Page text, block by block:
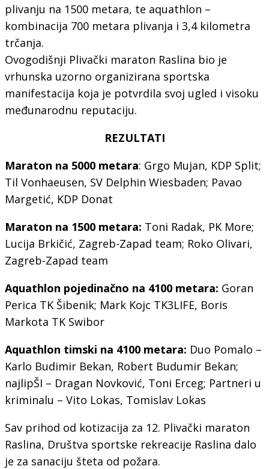
plivanju na 1500 metara, te aquathlon –
kombinacija 700 metara plivanja i 3,4 kilometra
trčanja.
Ovogodišnji Plivački maraton Raslina bio je
vrhunska uzorno organizirana sportska
manifestacija koja je potvrdila svoj ugled i visoku
međunarodnu reputaciju.
REZULTATI
Maraton na 5000metara: Grgo Mujan, KDP Split;
Til Vonhaeusen, SV Delphin Wiesbaden; Pavao
Margetić, KDP Donat
Maraton na 1500 metara: Toni Radak, PK More;
Lucija Brkičić, Zagreb-Zapad team; Roko Olivari,
Zagreb-Zapad team
Aquathlon pojedinačno na 4100 metara: Goran
Perica TK Šibenik; Mark Kojc TK3LIFE, Boris
Markota TK Swibor
Aquathlon timski na 4100 metara: Duo Pomalo –
Karlo Budimir Bekan, Robert Budumir Bekan;
najlipŠI – Dragan Novković, Toni Erceg; Partneri u
kriminalu – Vito Lokas, Tomislav Lokas
Sav prihod od kotizacija za 12. Plivački maraton
Raslina, Društva sportske rekreacije Raslina dalo
je za sanaciju šteta od požara.